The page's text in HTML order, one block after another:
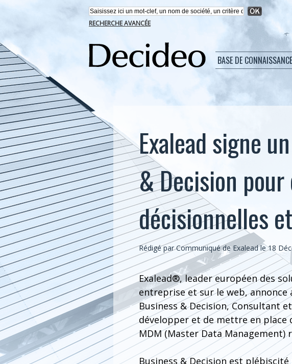
RECHERCHE AVANCÉE
BASE DE
Exalead signe
& Decision
décisionnelles
Rédigé par Communiqué de Exalead le 18
Exalead®, leader européen des
entreprise et sur le web,
Business & Decision, Consultant
développer et de mettre en place
MDM (Master Data Management)
Business & Decision est